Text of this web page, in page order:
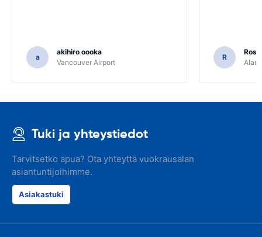
a
akihiro oooka
Vancouver Airport
R
Tuki ja yhteystiedot
Tarvitsetko apua? Ota yhteyttä vuokrausalan
asiantuntijoihimme.
Asiakastuki